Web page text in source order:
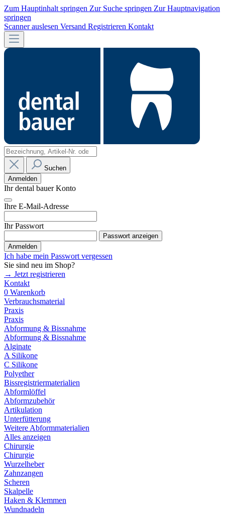
Zum Hauptinhalt springen Zur Suche springen Zur Hauptnavigation
springen
Scanner auslesen Versand Registrieren Kontakt
Suchen
Anmelden
Ihr dental bauer Konto
Ihre E-Mail-Adresse
Ihr Passwort
Passwort anzeigen
Anmelden
Ich habe mein Passwort vergessen
Sie sind neu im Shop?
→ Jetzt registrieren
Kontakt
0 Warenkorb
Verbrauchsmaterial
Praxis
Praxis
Abformung & Bissnahme
Abformung & Bissnahme
Alginate
A Silikone
C Silikone
Polyether
Bissregistriermaterialien
Abformlöffel
Abformzubehör
Artikulation
Unterfütterung
Weitere Abformmaterialien
Alles anzeigen
Chirurgie
Chirurgie
Wurzelheber
Zahnzangen
Scheren
Skalpelle
Haken & Klemmen
Wundnadeln